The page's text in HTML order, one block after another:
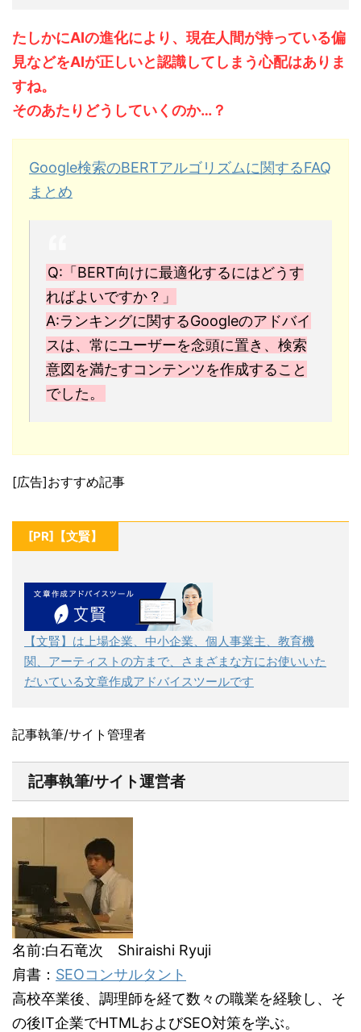
たしかにAIの進化により、現在人間が持っている偏
見などをAIが正しいと認識してしまう心配はありま
すね。
そのあたりどうしていくのか…？
Google検索のBERTアルゴリズムに関するFAQ
まとめ
Q:「BERT向けに最適化するにはどうす
ればよいですか？」
A:ランキングに関するGoogleのアドバイ
スは、常にユーザーを念頭に置き、検索
意図を満たすコンテンツを作成すること
でした。
[広告]おすすめ記事
[PR]【文賢】
【文賢】は上場企業、中小企業、個人事業主、教育機
関、アーティストの方まで、さまざまな方にお使いいた
だいている文章作成アドバイスツールです
記事執筆/サイト管理者
記事執筆/サイト運営者
名前:白石竜次 Shiraishi Ryuji
肩書： SEOコンサルタント
高校卒業後、調理師を経て数々の職業を経験し、そ
の後IT企業でHTMLおよびSEO対策を学ぶ。